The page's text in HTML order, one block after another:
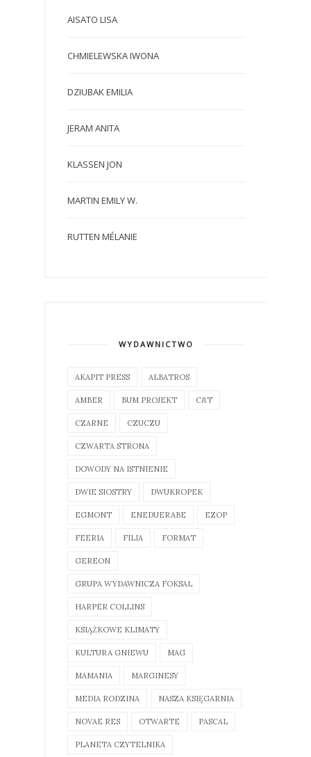
AISATO LISA
CHMIELEWSKA IWONA
DZIUBAK EMILIA
JERAM ANITA
KLASSEN JON
MARTIN EMILY W.
RUTTEN MÉLANIE
WYDAWNICTWO
AKAPIT PRESS ALBATROS
AMBER BUM PROJEKT C&T
CZARNE CZUCZU
CZWARTA STRONA
DOWODY NA ISTNIENIE
DWIE SIOSTRY DWUKROPEK
EGMONT ENEDUERABE EZOP
FEERIA FILIA FORMAT
GEREON
GRUPA WYDAWNICZA FOKSAL
HARPER COLLINS
KSIĄŻKOWE KLIMATY
KULTURA GNIEWU MAG
MAMANIA MARGINESY
MEDIA RODZINA NASZA KSIĘGARNIA
NOVAE RES OTWARTE PASCAL
PLANETA CZYTELNIKA